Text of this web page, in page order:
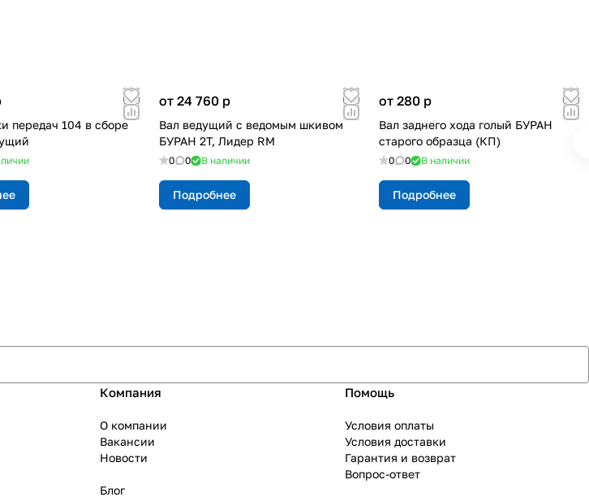
передач 104 в сборе
от 24 760 p
Вал ведущий с ведомым шкивом
БУРАН 2Т, Лидер RM
0 0 В наличии
Подробнее
от 280 p
Вал заднего хода голый БУРАН
старого образца (КП)
0 0 В наличии
Подробнее
Компания
О компании
Вакансии
Новости
Блог
Помощь
Условия оплаты
Условия доставки
Гарантия и возврат
Вопрос-ответ